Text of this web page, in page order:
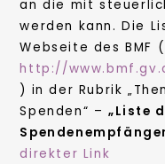
an die mit
werden kann. Die
Webseite des BMF (
http://
) in der Rubrik
Spenden“ – „Liste
direkter Link